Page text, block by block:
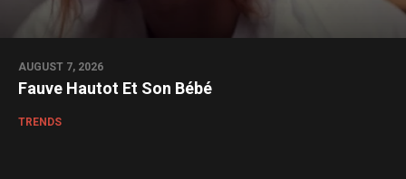
AUGUST 7, 2026
Fauve Hautot Et Son Bébé
TRENDS